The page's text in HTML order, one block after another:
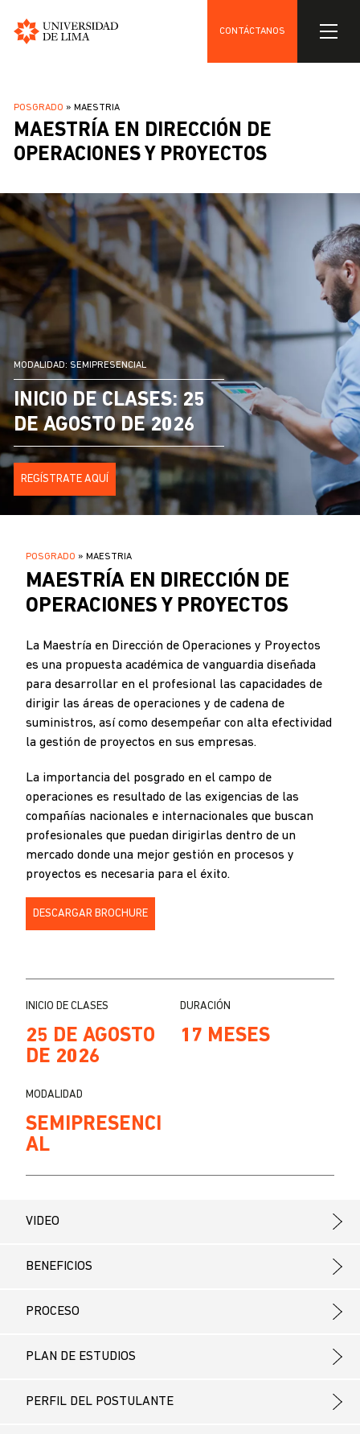
contenido
principal
CONTÁCTANOS
SOBRESCRIBIR
ENLACES
DE
A
LA
NAVEGACIÓN
POSGRADO MAESTRIA
MAESTRÍA EN DIRECCIÓN DE
OPERACIONES Y PROYECTOS
MODALIDAD: SEMIPRESENCIAL
INICIO DE CLASES: 25
DE AGOSTO DE 2026
REGÍSTRATE AQUÍ
.SOBRESCRIBIR
ENLACES
DE
A
LA
NAVEGACIÓN
POSGRADO MAESTRIA
MAESTRÍA EN DIRECCIÓN DE
OPERACIONES Y PROYECTOS
La Maestría en Dirección de Operaciones y Proyectos
es una propuesta académica de vanguardia diseñada
para desarrollar en el profesional las capacidades de
dirigir las áreas de operaciones y de cadena de
suministros, así como desempeñar con alta efectividad
la gestión de proyectos en sus empresas.
La importancia del posgrado en el campo de
operaciones es resultado de las exigencias de las
compañías nacionales e internacionales que buscan
profesionales que puedan dirigirlas dentro de un
mercado donde una mejor gestión en procesos y
proyectos es necesaria para el éxito.
DESCARGAR BROCHURE
INICIO DE CLASES
25 DE AGOSTO
DE 2026
DURACIÓN
17 MESES
MODALIDAD
SEMIPRESENCI
AL
VIDEO
BENEFICIOS
PROCESO
PLAN DE ESTUDIOS
PERFIL DEL POSTULANTE